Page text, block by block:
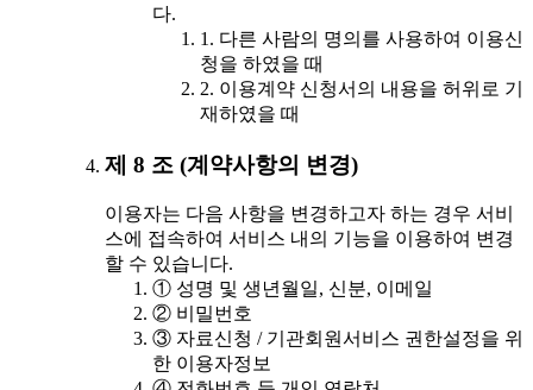
다.
1. 다른 사람의 명의를 사용하여 이용신
청을 하였을 때
2. 이용계약 신청서의 내용을 허위로 기
재하였을 때
제 8 조 (계약사항의 변경)
이용자는 다음 사항을 변경하고자 하는 경우 서비
스에 접속하여 서비스 내의 기능을 이용하여 변경
할 수 있습니다.
① 성명 및 생년월일, 신분, 이메일
② 비밀번호
③ 자료신청 / 기관회원서비스 권한설정을 위
한 이용자정보